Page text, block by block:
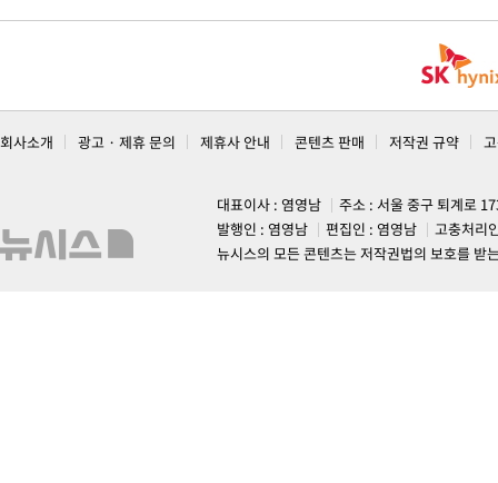
회사소개 광고 · 제휴 문의 제휴사 안내 콘텐츠 판매 저작권 규약
대표이사 : 염영남
주소 : 서울 중구 퇴계로
발행인 : 염영남
편집인 : 염영남
고충처리
뉴시스의 모든 콘텐츠는 저작권법의 보호를